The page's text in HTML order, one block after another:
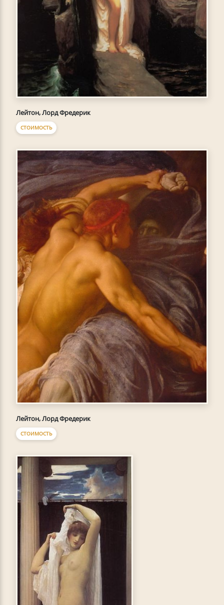
Лейтон, Лорд Фредерик
СТОИМОСТЬ
Лейтон, Лорд Фредерик
СТОИМОСТЬ